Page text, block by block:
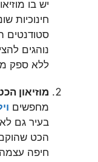
יש בו
חינוכיות
סטודנטים
נוהגים
ללא ספק
מוזיאון
מחפשים
בעיר גם לא
חיפה